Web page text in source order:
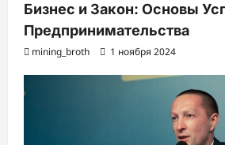
Бизнес и Закон: Основы
Предпринимательства
mining_broth 1 ноября 2024